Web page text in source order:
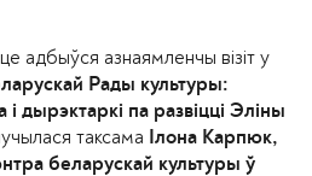
адбыўся азнаямленчы візіт у
Рады культуры:
і дырэктаркі па развіцці Эліны
таксама Ілона Карпюк,
беларускай культуры ў